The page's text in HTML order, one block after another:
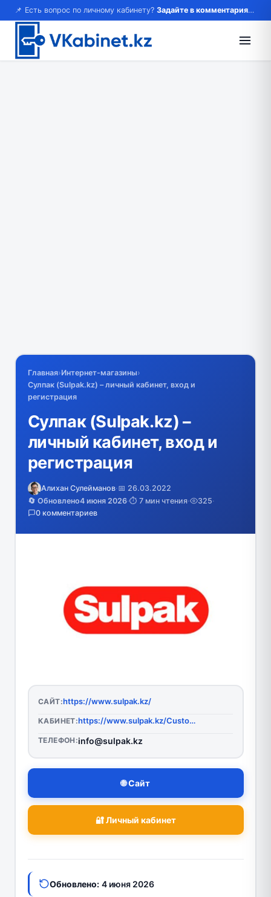
📌 Есть вопрос по личному кабинету? Задайте в комментариях — ответим!
Главная›Интернет-магазины›
Сулпак (Sulpak.kz) – личный кабинет, вход и
регистрация
Сулпак (Sulpak.kz) –
личный кабинет, вход и
регистрация
Алихан Сулейманов·📅 26.03.2022
🔄 Обновлено4 июня 2026·⏱️ 7 мин чтения· 325·
0 комментариев
САЙТ:https://www.sulpak.kz/
КАБИНЕТ: https://www.sulpak.kz/Customers/Login
ТЕЛЕФОН:info@sulpak.kz
🌐 Сайт
🔐 Личный кабинет
Обновлено: 4 июня 2026